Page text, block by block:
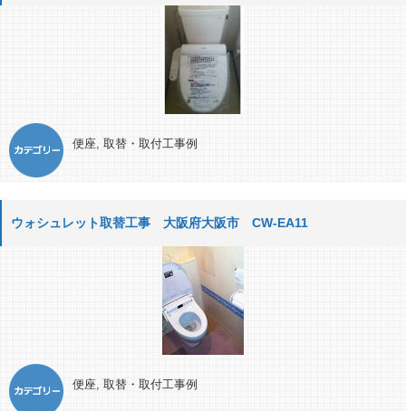
便座, 取替・取付工事例
ウォシュレット取替工事 大阪府大阪市 CW-EA11
便座, 取替・取付工事例